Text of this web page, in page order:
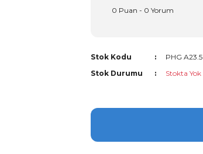
0 Puan - 0 Yorum
Stok Kodu
PHG A23.5
Stok Durumu
Stokta Yok